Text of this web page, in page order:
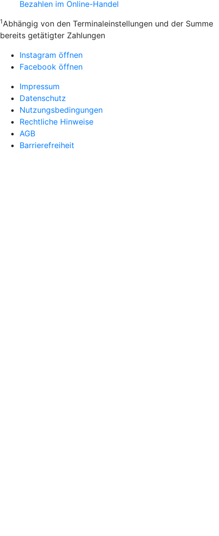
Bezahlen im Online-Handel
1 Abhängig von den Terminaleinstellungen und der Summe
bereits getätigter Zahlungen
Instagram öffnen
Facebook öffnen
Impressum
Datenschutz
Nutzungsbedingungen
Rechtliche Hinweise
AGB
Barrierefreiheit